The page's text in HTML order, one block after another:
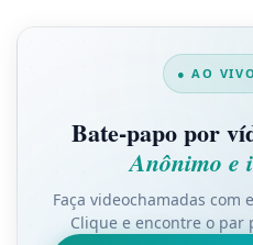
● AO
Bate-papo por
Anônimo e
Faça videochamadas com
Clique e encontre o par